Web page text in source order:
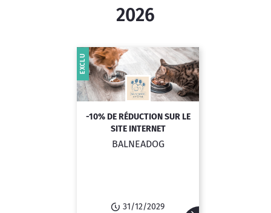
2026
-10% DE RÉDUCTION SUR LE
SITE INTERNET
BALNEADOG
31/12/2029
EXCLU